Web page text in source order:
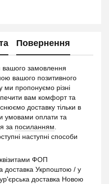
Повернення
замовлення
вашого позитивного
ми пропонуємо різні
вам комфорт та
доставку тільки в
умовами оплати та
за посиланням
наступні способи
ФОП
доставка Укрпоштою / у
доставка Новою